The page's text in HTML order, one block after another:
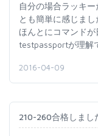
自分の場合ラッキ
とも簡単に感じまし
ほんとにコマンド
testpassportが理解
2016-04-09
210-260合格しまし